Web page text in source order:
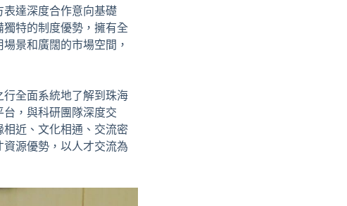
達深度合作意向基礎
獨特的制度優勢，擁有全
景和廣闊的市場空間，
全面系統地了解到珠海
，與科研團隊深度交
近、文化相通、交流密
源優勢，以人才交流為